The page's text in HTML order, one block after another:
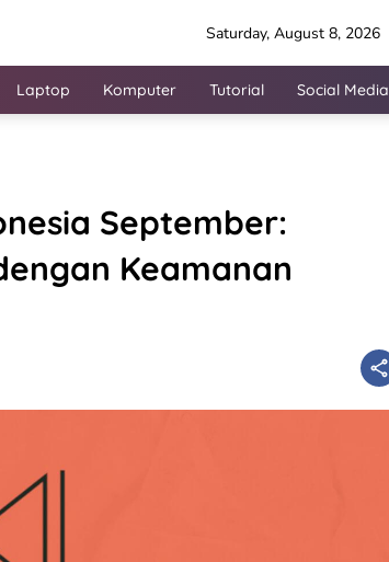
Saturday, August 8, 2026
Laptop Komputer Tutorial Social Media
September:
Keamanan